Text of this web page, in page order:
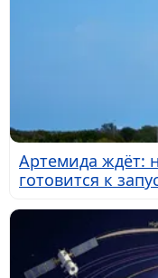
Артемида ждёт:
готовится к